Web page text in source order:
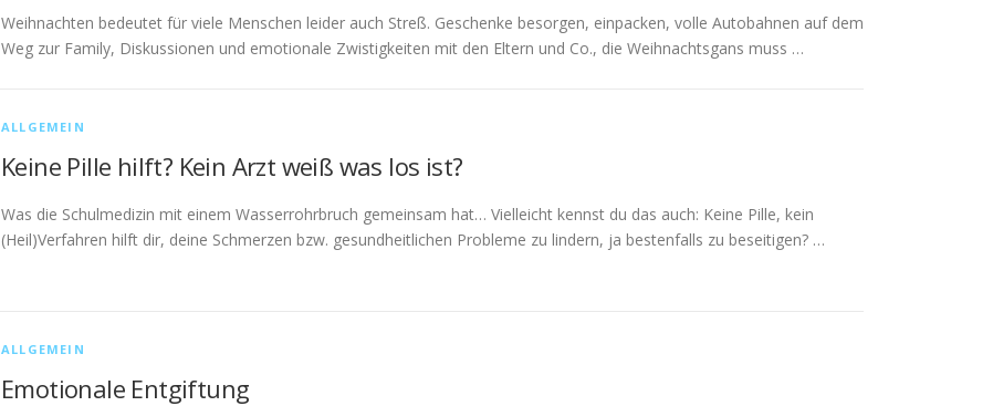
Weihnachten bedeutet für viele Menschen leider auch Streß. Geschenke besorgen, einpacken, volle Autobahnen auf dem
Weg zur Family, Diskussionen und emotionale Zwistigkeiten mit den Eltern und Co., die Weihnachtsgans muss …
ALLGEMEIN
Keine Pille hilft? Kein Arzt weiß was los ist?
Was die Schulmedizin mit einem Wasserrohrbruch gemeinsam hat… Vielleicht kennst du das auch: Keine Pille, kein
(Heil)Verfahren hilft dir, deine Schmerzen bzw. gesundheitlichen Probleme zu lindern, ja bestenfalls zu beseitigen? …
ALLGEMEIN
Emotionale Entgiftung